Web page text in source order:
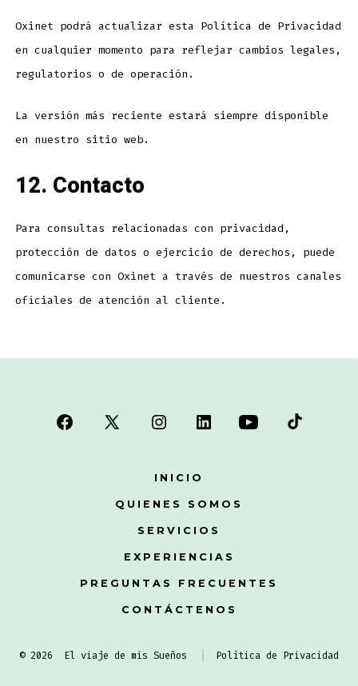
Oxinet podrá actualizar esta Política de Privacidad
en cualquier momento para reflejar cambios legales,
regulatorios o de operación.
La versión más reciente estará siempre disponible
en nuestro sitio web.
12. Contacto
Para consultas relacionadas con privacidad,
protección de datos o ejercicio de derechos, puede
comunicarse con Oxinet a través de nuestros canales
oficiales de atención al cliente.
Open
Open
a
tab
Open
in
a
new
tab
Open
a
new
tab
Open
Open
INICIO
QUIENES SOMOS
SERVICIOS
EXPERIENCIAS
PREGUNTAS FRECUENTES
CONTÁCTENOS
© 2026 El viaje de mis Sueños Política de Privacidad